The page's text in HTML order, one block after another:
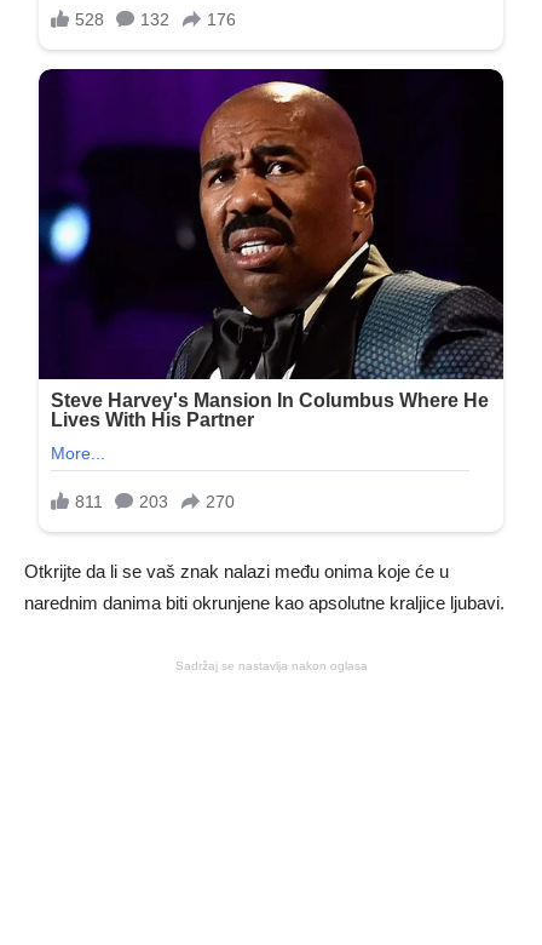
Otkrijte da li se vaš znak nalazi među onima koje će u
narednim danima biti okrunjene kao apsolutne kraljice ljubavi.
Sadržaj se nastavlja nakon oglasa